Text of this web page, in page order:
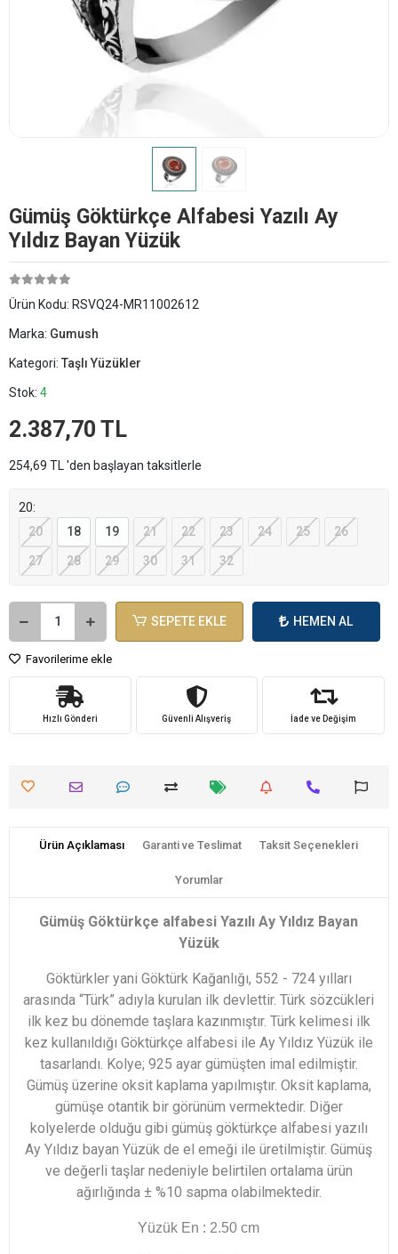
Gümüş Göktürkçe Alfabesi Yazılı Ay
Yıldız Bayan Yüzük
Ürün Kodu: RSVQ24-MR11002612
Marka: Gumush
Kategori: Taşlı Yüzükler
Stok: 4
2.387,70 TL
254,69 TL 'den başlayan taksitlerle
20:
20
18 19 21 22 23 24 25 26
27 28 29 30 31 32
SEPETE EKLE HEMEN AL
Favorilerime ekle
Hızlı Gönderi Güvenli Alışveriş İade ve Değişim
Ürün Açıklaması Garanti ve Teslimat Taksit Seçenekleri
Yorumlar
Gümüş Göktürkçe alfabesi Yazılı Ay Yıldız Bayan
Yüzük
Göktürkler yani Göktürk Kağanlığı, 552 - 724 yılları
arasında “Türk” adıyla kurulan ilk devlettir. Türk sözcükleri
ilk kez bu dönemde taşlara kazınmıştır. Türk kelimesi ilk
kez kullanıldığı Göktürkçe alfabesi ile Ay Yıldız Yüzük ile
tasarlandı. Kolye; 925 ayar gümüşten imal edilmiştir.
Gümüş üzerine oksit kaplama yapılmıştır. Oksit kaplama,
gümüşe otantik bir görünüm vermektedir. Diğer
kolyelerde olduğu gibi gümüş göktürkçe alfabesi yazılı
Ay Yıldız bayan Yüzük de el emeği ile üretilmiştir. Gümüş
ve değerli taşlar nedeniyle belirtilen ortalama ürün
ağırlığında ± %10 sapma olabilmektedir.
Yüzük En : 2.50 cm